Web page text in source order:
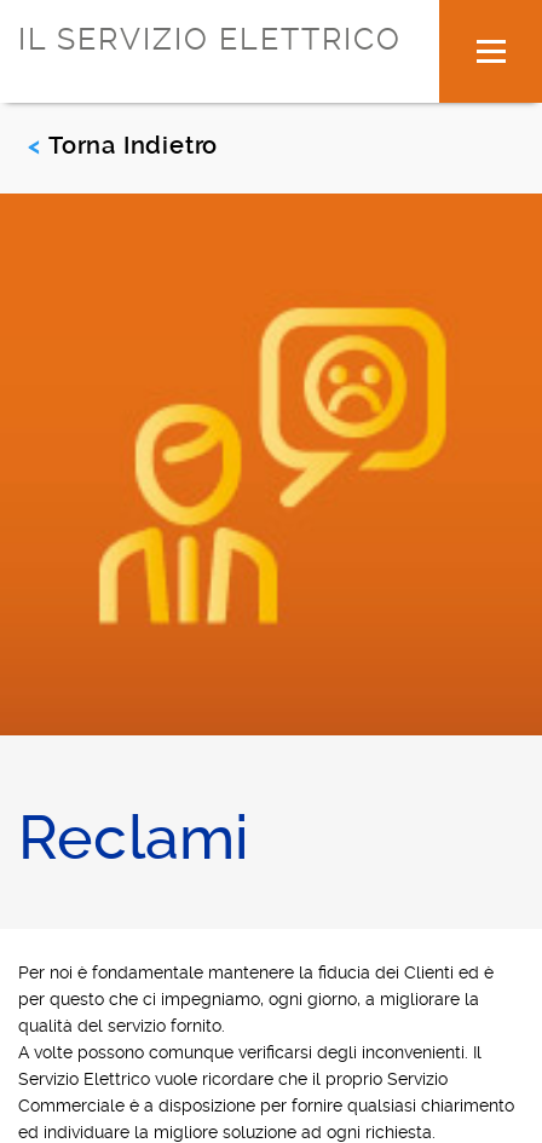
IL SERVIZIO ELETTRICO
< Torna Indietro
Reclami
Per noi è fondamentale mantenere la fiducia dei Clienti ed è
per questo che ci impegniamo, ogni giorno, a migliorare la
qualità del servizio fornito.
A volte possono comunque verificarsi degli inconvenienti. Il
Servizio Elettrico vuole ricordare che il proprio Servizio
Commerciale è a disposizione per fornire qualsiasi chiarimento
ed individuare la migliore soluzione ad ogni richiesta.